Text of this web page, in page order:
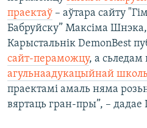
КУЛЬТУРА
КАЛЯНДАР
МОВА
НА ХВАЛЯХ СВАБОДЫ
праектаў – аўтара сайту
Бабруйску” Максіма
Карыстальнік DemonBest
сайт-пераможцу, а сьледам
агульнаадукацыйнай
праектамі амаль няма
вяртаць гран-пры”, – дадае